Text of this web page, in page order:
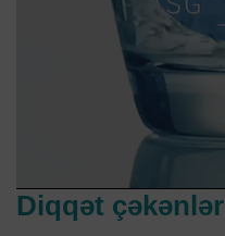
Diqqət çəkənlər